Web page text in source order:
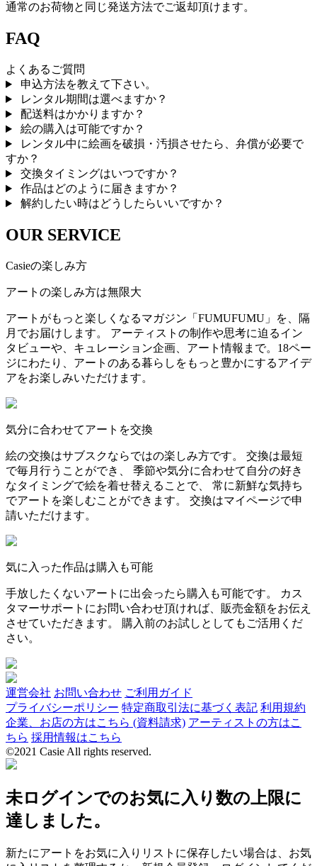
通常のお荷物と同じ発送方法でご返却頂けます。
FAQ
よくあるご質問
申込方法を教えて下さい。
レンタル期間は選べますか？
配送料はかかりますか？
絵の購入は可能ですか？
レンタル中に絵画を破損・汚損させたら、弁償が必要で
すか？
交換タイミングはいつですか？
作品はどのように届きますか？
解約したい時はどうしたらいいですか？
OUR SERVICE
Casieの楽しみ方
アートの楽しみ方は無限大
アートがもっと楽しくなるマガジン「FUMUFUMU」を、隔
月でお届けします。 アーティストの制作や思考に迫るイン
タビューや、キュレーション企画、アート情報まで。18ペー
ジにわたり、アートのある暮らしをもっと豊かにするアイデ
アをお楽しみいただけます。
気分に合わせてアートを交換
絵の交換はサブスクならではの楽しみ方です。 交換は最短
で毎月行うことができ、 季節や気分に合わせて自分の好き
なタイミングで絵を着せ替えることで、 常に新鮮な気持ち
でアートを楽しむことができます。 交換はマイページで申
請いただけます。
気に入った作品は購入も可能
手放したくないアートに出会ったら購入も可能です。 カス
タマーサポートにお問い合わせ頂ければ、販売金額をお伝え
させていただきます。 購入前のお試しとしてもご活用くだ
さい。
運営会社 お問い合わせ ご利用ガイド
プライバシーポリシー 特定商取引法に基づく表記 利用規約
企業、お店の方はこちら (資料請求) アーティストの方はこ
ちら 採用情報はこちら
©2021 Casie All rights reserved.
未ログインでのお気に入り数の上限に
達しました。
新たにアートをお気に入りリストに保存したい場合は、お気